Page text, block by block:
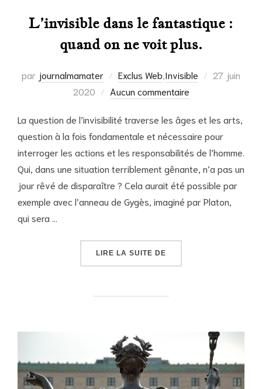
L’invisible dans le fantastique :
quand on ne voit plus.
par journalmamater Exclus Web,Invisible
Publié
27 juin
2020
Aucun commentaire
La question de l’invisibilité traverse les âges et les arts,
question à la fois fondamentale et nécessaire pour
interroger les actions et les responsabilités de l’homme.
Qui, dans une situation terriblement gênante, n’a pas un
jour rêvé de disparaître ? Cela aurait été possible par
exemple avec l’anneau de Gygès, imaginé par Platon,
qui sera …
LIRE LA SUITE DE